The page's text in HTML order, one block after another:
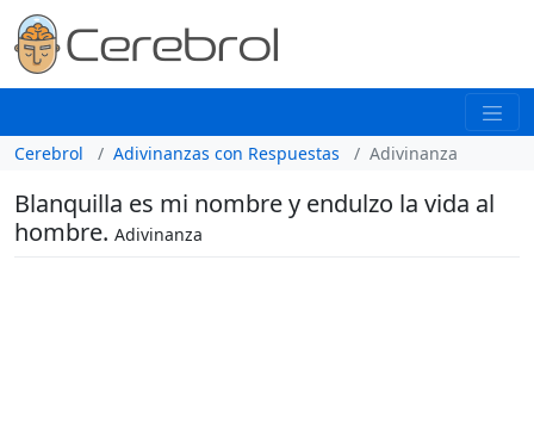
Cerebrol Adivinanzas con Respuestas Adivinanza
Blanquilla es mi nombre y endulzo la vida al
hombre. Adivinanza